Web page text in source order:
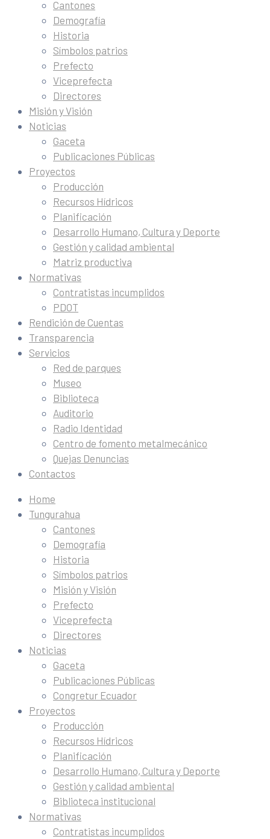
Cantones
Demografía
Historia
Símbolos patrios
Prefecto
Viceprefecta
Directores
Misión y Visión
Noticias
Gaceta
Publicaciones Públicas
Proyectos
Producción
Recursos Hídricos
Planificación
Desarrollo Humano, Cultura y Deporte
Gestión y calidad ambiental
Matriz productiva
Normativas
Contratistas incumplidos
PDOT
Rendición de Cuentas
Transparencia
Servicios
Red de parques
Museo
Biblioteca
Auditorio
Radio Identidad
Centro de fomento metalmecánico
Quejas Denuncias
Contactos
Home
Tungurahua
Cantones
Demografía
Historia
Símbolos patrios
Misión y Visión
Prefecto
Viceprefecta
Directores
Noticias
Gaceta
Publicaciones Públicas
Congretur Ecuador
Proyectos
Producción
Recursos Hídricos
Planificación
Desarrollo Humano, Cultura y Deporte
Gestión y calidad ambiental
Biblioteca institucional
Normativas
Contratistas incumplidos